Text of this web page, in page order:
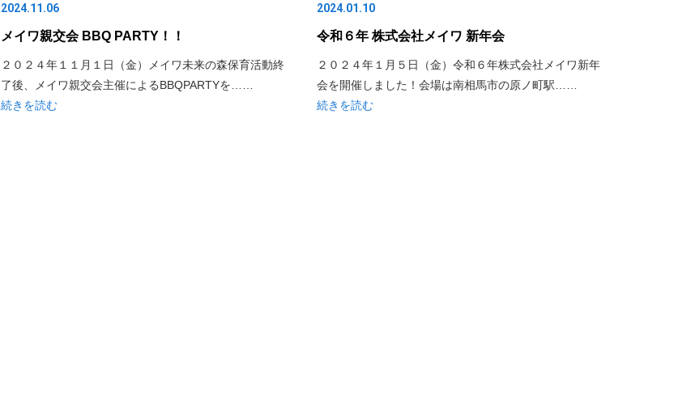
2024.11.06
メイワ親交会 BBQ PARTY！！
２０２４年１１月１日（金）メイワ未来の森保育活動終
了後、メイワ親交会主催によるBBQPARTYを……
続きを読む
2024.01.10
令和６年 株式会社メイワ 新年会
２０２４年１月５日（金）令和６年株式会社メイワ新年
会を開催しました！会場は南相馬市の原ノ町駅……
続きを読む